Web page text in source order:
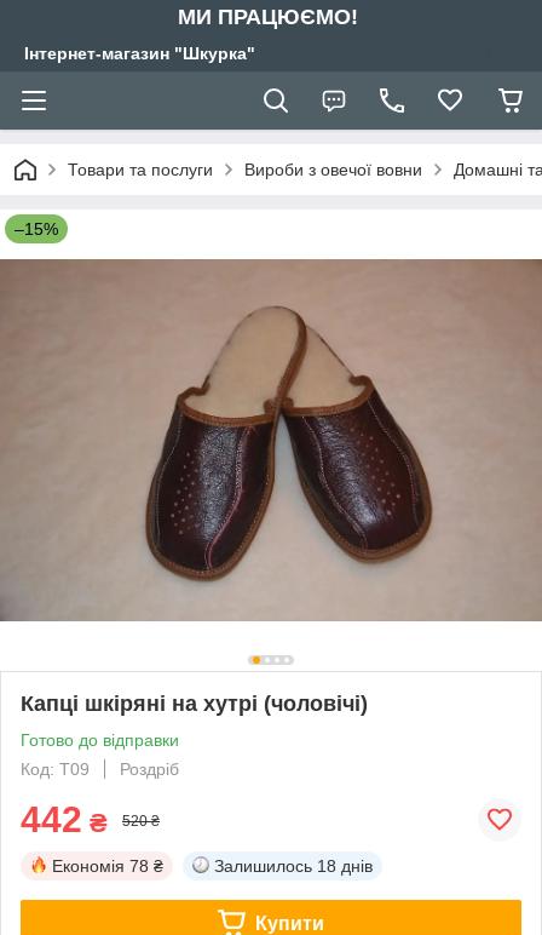
МИ ПРАЦЮЄМО!
Інтернет-магазин "Шкурка"
Товари та послуги Вироби з овечої вовни Домашні
–15%
Капці шкіряні на хутрі (чоловічі)
Готово до відправки
Код: Т09
Роздріб
442 ₴ 520 ₴
Економія 78 ₴ Залишилось 18 днів
Купити